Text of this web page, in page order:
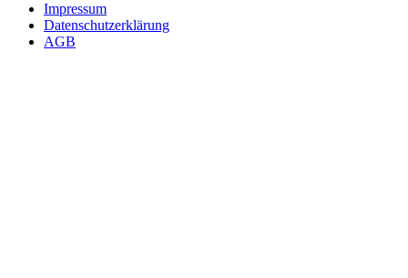
Impressum
Datenschutzerklärung
AGB